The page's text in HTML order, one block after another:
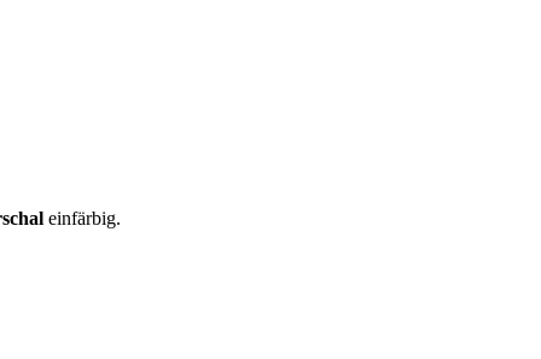
einfärbig.